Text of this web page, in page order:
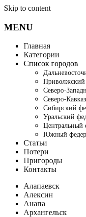
Skip to content
MENU
Главная
Категории
Список городов
Приволжский
Северо-
Северо-
Сибирский
Уральский
Центральный
Южный
Статьи
Потери
Пригороды
Контакты
Алапаевск
Алексин
Анапа
Архангельск